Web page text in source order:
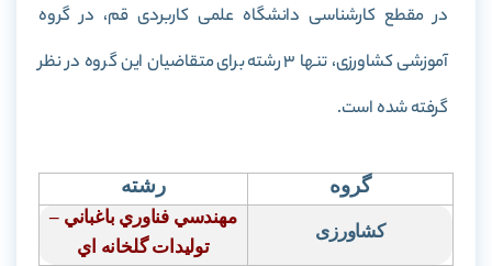
در مقطع کارشناسی دانشگاه علمی کاربردی قم، در گروه
آموزشی کشاورزی، تنها 3 رشته برای متقاضیان این گروه در نظر
گرفته شده است.
گروه رشته
کشاورزی
مهندسي فناوري باغباني –
توليدات گلخانه اي